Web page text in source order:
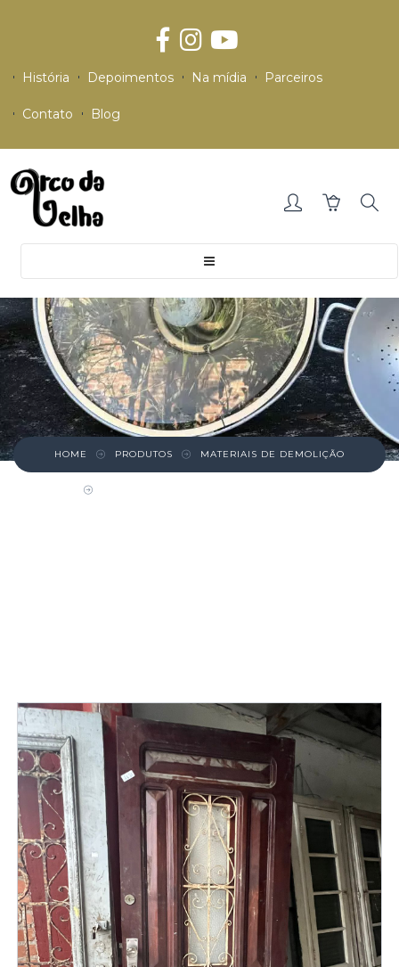
História Depoimentos Na mídia Parceiros
Contato Blog
HOME PRODUTOS MATERIAIS DE DEMOLIÇÃO